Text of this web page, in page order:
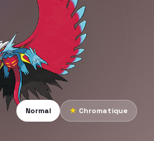
Normal
★ Chromatique